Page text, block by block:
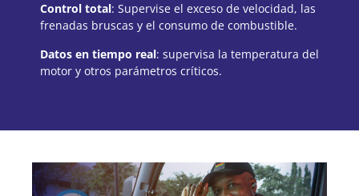
Control total: Supervise el exceso de velocidad, las
frenadas bruscas y el consumo de combustible.
Datos en tiempo real: supervisa la temperatura del
motor y otros parámetros críticos.